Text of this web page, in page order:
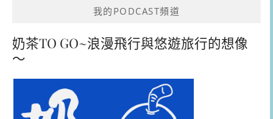
我的PODCAST頻道
奶茶TO GO~浪漫飛行與悠遊旅行的想像
～